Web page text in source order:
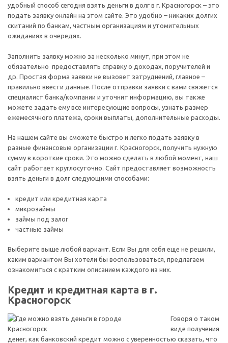
удобный способ сегодня взять деньги в долг в г. Красногорск – это
подать заявку онлайн на этом сайте. Это удобно – никаких долгих
скитаний по банкам, частным организациям и утомительных
ожиданиях в очередях.
Заполнить заявку можно за несколько минут, при этом не
обязательно предоставлять справку о доходах, поручителей и
др. Простая форма заявки не вызовет затруднений, главное –
правильно ввести данные. После отправки заявки с вами свяжется
специалист банка/компании и уточнит информацию, вы также
можете задать ему все интересующие вопросы, узнать размер
ежемесячного платежа, сроки выплаты, дополнительные расходы.
На нашем сайте вы сможете быстро и легко подать заявку в
разные финансовые организации г. Красногорск, получить нужную
сумму в короткие сроки. Это можно сделать в любой момент, наш
сайт работает круглосуточно. Сайт предоставляет возможность
взять деньги в долг следующими способами:
кредит или кредитная карта
микрозаймы
займы под залог
частные займы
Выберите выше любой вариант. Если Вы для себя еще не решили,
каким вариантом Вы хотели бы воспользоваться, предлагаем
ознакомиться с кратким описанием каждого из них.
Кредит и кредитная карта в г.
Красногорск
Говоря о таком
виде получения
денег, как банковский кредит можно с уверенностью сказать, что